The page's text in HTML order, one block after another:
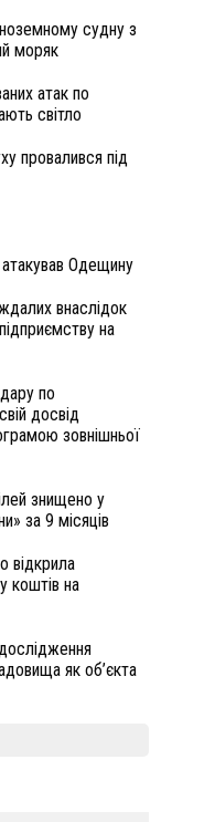
судну з
моряк
атак по
світло
провалився під
Одещину
внаслідок
на
по
досвід
зовнішньої
знищено у
за 9 місяців
відкрила
коштів на
як об’єкта